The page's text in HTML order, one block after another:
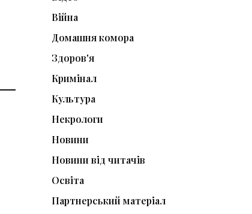
Війна
Домашня комора
Здоров'я
Кримінал
Культура
Некрологи
Новини
Новини від читачів
Освіта
Партнерський матеріал